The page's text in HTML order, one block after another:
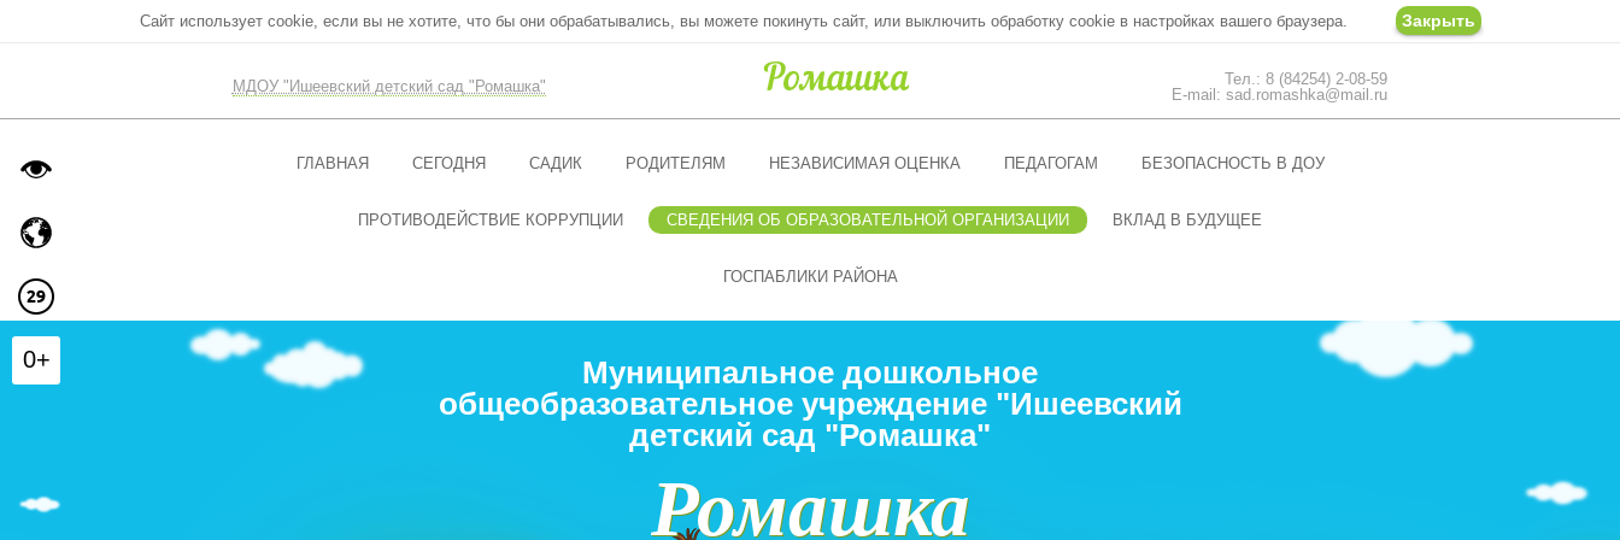
Сайт использует cookie, если вы не хотите, что бы они обрабатывались, вы можете покинуть сайт, или выключить обработку cookie в настройках вашего браузера. Закрыть
МДОУ "Ишеевский детский сад "Ромашка"
Тел.: 8 (84254) 2-08-59
E-mail: sad.romashka@mail.ru
ГЛАВНАЯ СЕГОДНЯ САДИК РОДИТЕЛЯМ НЕЗАВИСИМАЯ ОЦЕНКА ПЕДАГОГАМ БЕЗОПАСНОСТЬ В ДОУ
ПРОТИВОДЕЙСТВИЕ КОРРУПЦИИ СВЕДЕНИЯ ОБ ОБРАЗОВАТЕЛЬНОЙ ОРГАНИЗАЦИИ ВКЛАД В БУДУЩЕЕ
ГОСПАБЛИКИ РАЙОНА
Муниципальное дошкольное
общеобразовательное учреждение "Ишеевский
детский сад "Ромашка"
Ромашка
0+